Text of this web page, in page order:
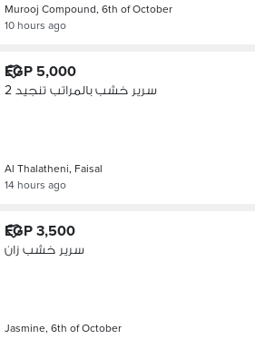
Murooj Compound, 6th of October
10 hours ago
EGP 5,000
2 سرير خشب بالمراتب تنجيد
Al Thalatheni, Faisal
14 hours ago
EGP 3,500
سرير خشب زان
Jasmine, 6th of October